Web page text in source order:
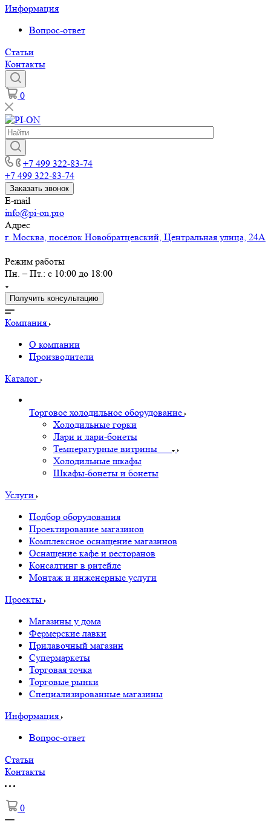
Информация
Вопрос-ответ
Статьи
Контакты
0
+7 499 322-83-74
+7 499 322-83-74
Заказать звонок
E-mail
info@pi-on.pro
Адрес
г. Москва, посёлок Новобратцевский, Центральная улица, 24А
Режим работы
Пн. – Пт.: с 10:00 до 18:00
Получить консультацию
Компания
О компании
Производители
Каталог
Торговое холодильное оборудование
Холодильные горки
Лари и лари-бонеты
Температурные витрины
Холодильные шкафы
Шкафы-бонеты и бонеты
Услуги
Подбор оборудования
Проектирование магазинов
Комплексное оснащение магазинов
Оснащение кафе и ресторанов
Консалтинг в ритейле
Монтаж и инженерные услуги
Проекты
Магазины у дома
Фермерские лавки
Прилавочный магазин
Супермаркеты
Торговая точка
Торговые рынки
Специализированные магазины
Информация
Вопрос-ответ
Статьи
Контакты
0